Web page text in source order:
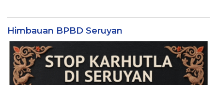
Himbauan BPBD Seruyan